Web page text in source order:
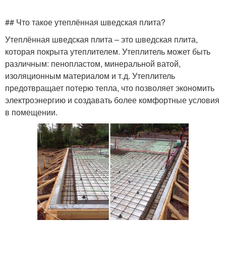
## Что такое утеплённая шведская плита?
Утеплённая шведская плита – это шведская плита,
которая покрыта утеплителем. Утеплитель может быть
различным: пенопластом, минеральной ватой,
изоляционным материалом и т.д. Утеплитель
предотвращает потерю тепла, что позволяет экономить
электроэнергию и создавать более комфортные условия
в помещении.